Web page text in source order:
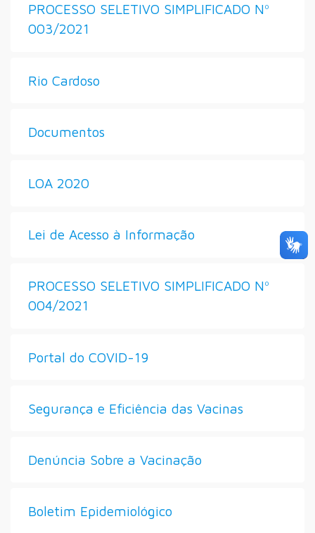
PROCESSO SELETIVO SIMPLIFICADO Nº
003/2021
Rio Cardoso
Documentos
LOA 2020
Lei de Acesso à Informação
PROCESSO SELETIVO SIMPLIFICADO Nº
004/2021
Portal do COVID-19
Segurança e Eficiência das Vacinas
Denúncia Sobre a Vacinação
Boletim Epidemiológico